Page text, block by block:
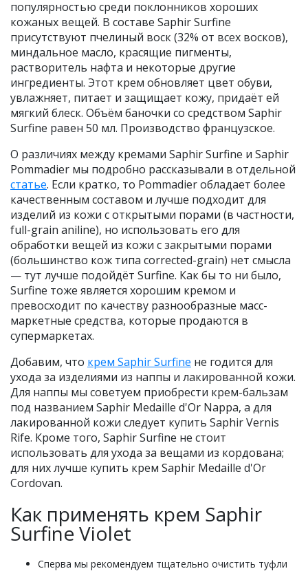
популярностью среди поклонников хороших
кожаных вещей. В составе Saphir Surfine
присутствуют пчелиный воск (32% от всех восков),
миндальное масло, красящие пигменты,
растворитель нафта и некоторые другие
ингредиенты. Этот крем обновляет цвет обуви,
увлажняет, питает и защищает кожу, придаёт ей
мягкий блеск. Объём баночки со средством Saphir
Surfine равен 50 мл. Производство французское.
О различиях между кремами Saphir Surfine и Saphir
Pommadier мы подробно рассказывали в отдельной
статье. Если кратко, то Pommadier обладает более
качественным составом и лучше подходит для
изделий из кожи с открытыми порами (в частности,
full-grain aniline), но использовать его для
обработки вещей из кожи с закрытыми порами
(большинство кож типа corrected-grain) нет смысла
— тут лучше подойдёт Surfine. Как бы то ни было,
Surfine тоже является хорошим кремом и
превосходит по качеству разнообразные масс-
маркетные средства, которые продаются в
супермаркетах.
Добавим, что крем Saphir Surfine не годится для
ухода за изделиями из наппы и лакированной кожи.
Для наппы мы советуем приобрести крем-бальзам
под названием Saphir Medaille d'Or Nappa, а для
лакированной кожи следует купить Saphir Vernis
Rife. Кроме того, Saphir Surfine не стоит
использовать для ухода за вещами из кордована;
для них лучше купить крем Saphir Medaille d'Or
Cordovan.
Как применять крем Saphir
Surfine Violet
Сперва мы рекомендуем тщательно очистить туфли